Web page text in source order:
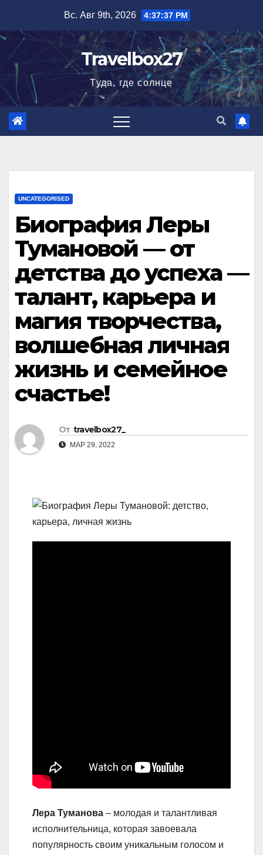
содержимому
Вс. Авг 9th, 2026 4:37:38 PM
Travelbox27
Туда, где солнце
UNCATEGORISED
Биография Леры
Тумановой — от
детства до успеха —
талант, карьера и
магия творчества,
волшебная личная
жизнь и семейное
счастье!
От travelbox27_
МАР 29, 2022
Лера Туманова – молодая и талантливая
исполнительница, которая завоевала
популярность своим уникальным голосом и